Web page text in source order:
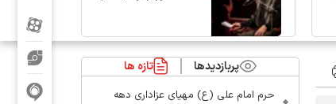
پربازدیدها تازه ها
حرم امام علی (ع) مهیای عزاداری دهه